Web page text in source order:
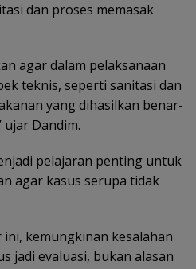
dan proses memasak
agar dalam pelaksanaan
teknis, seperti sanitasi dan
yang dihasilkan benar-
ujar Dandim.
pelajaran penting untuk
agar kasus serupa tidak
kemungkinan kesalahan
jadi evaluasi, bukan alasan